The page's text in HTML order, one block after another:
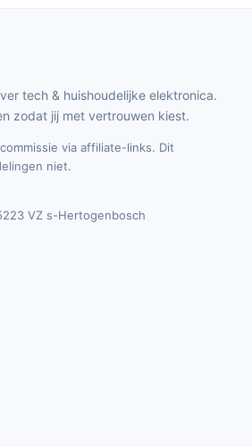
tech & huishoudelijke elektronica.
zodat jij met vertrouwen kiest.
via affiliate-links. Dit
niet.
VZ s-Hertogenbosch